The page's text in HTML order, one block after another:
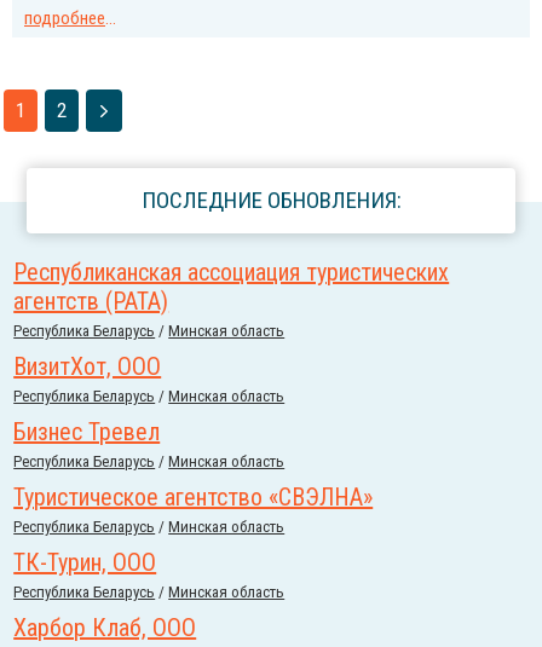
подробнее...
1 2
ПОСЛЕДНИЕ ОБНОВЛЕНИЯ:
Республиканская ассоциация туристических
агентств (РАТА)
Республика Беларусь /Минская область
ВизитХот, ООО
Республика Беларусь /Минская область
Бизнес Тревел
Республика Беларусь /Минская область
Туристическое агентство «СВЭЛНА»
Республика Беларусь /Минская область
ТК-Турин, ООО
Республика Беларусь /Минская область
Харбор Клаб, ООО